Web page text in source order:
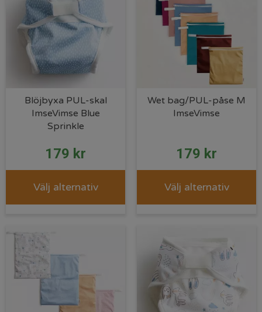
Blöjbyxa PUL-skal
ImseVimse Blue
Sprinkle
179 kr
Välj alternativ
Wet bag/PUL-påse M
ImseVimse
179 kr
Välj alternativ